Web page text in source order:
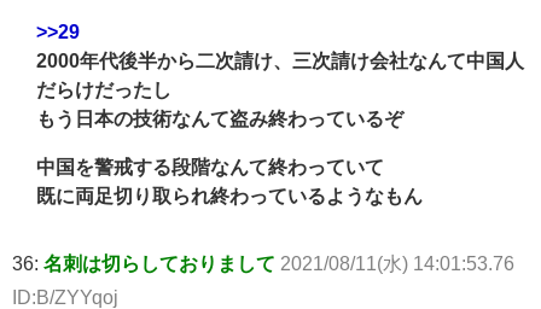
>>29
2000年代後半から二次請け、三次請け会社なんて中国人
だらけだったし
もう日本の技術なんて盗み終わっているぞ
中国を警戒する段階なんて終わっていて
既に両足切り取られ終わっているようなもん
36: 名刺は切らしておりまして 2021/08/11(水) 14:01:53.76
ID:B/ZYYqoj